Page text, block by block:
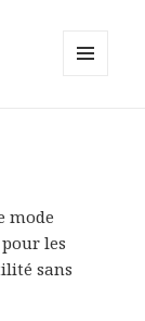
mode
les
sans